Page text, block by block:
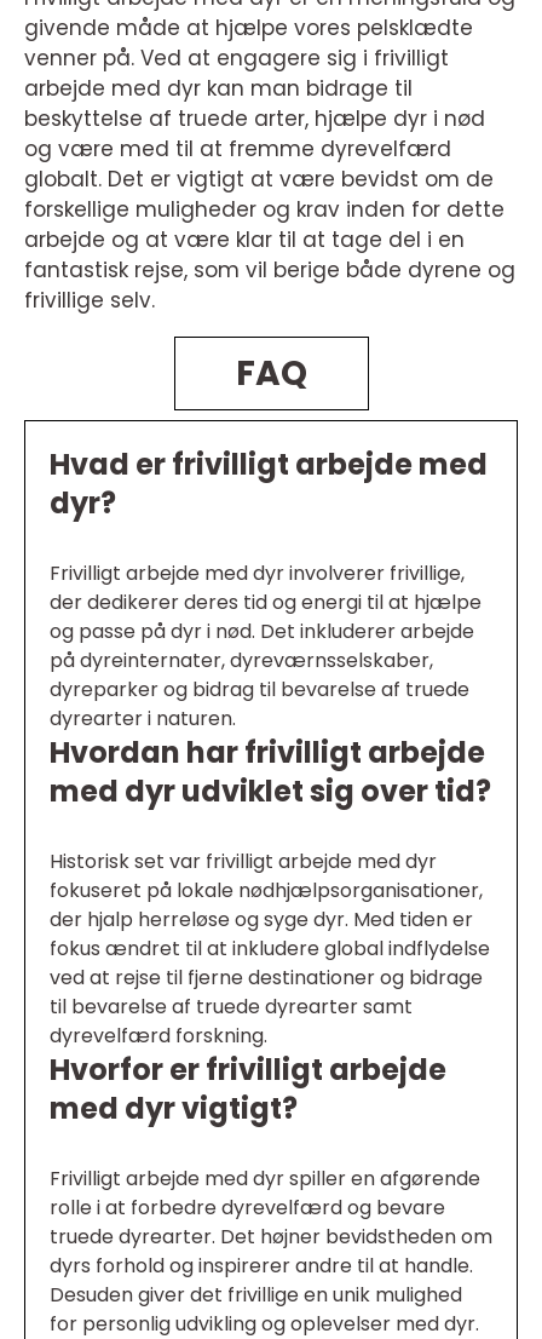
givende måde at hjælpe vores pelsklædte
venner på. Ved at engagere sig i frivilligt
arbejde med dyr kan man bidrage til
beskyttelse af truede arter, hjælpe dyr i nød
og være med til at fremme dyrevelfærd
globalt. Det er vigtigt at være bevidst om de
forskellige muligheder og krav inden for dette
arbejde og at være klar til at tage del i en
fantastisk rejse, som vil berige både dyrene og
frivillige selv.
FAQ
Hvad er frivilligt arbejde med
dyr?
Frivilligt arbejde med dyr involverer frivillige,
der dedikerer deres tid og energi til at hjælpe
og passe på dyr i nød. Det inkluderer arbejde
på dyreinternater, dyreværnsselskaber,
dyreparker og bidrag til bevarelse af truede
dyrearter i naturen.
Hvordan har frivilligt arbejde
med dyr udviklet sig over tid?
Historisk set var frivilligt arbejde med dyr
fokuseret på lokale nødhjælpsorganisationer,
der hjalp herreløse og syge dyr. Med tiden er
fokus ændret til at inkludere global indflydelse
ved at rejse til fjerne destinationer og bidrage
til bevarelse af truede dyrearter samt
dyrevelfærd forskning.
Hvorfor er frivilligt arbejde
med dyr vigtigt?
Frivilligt arbejde med dyr spiller en afgørende
rolle i at forbedre dyrevelfærd og bevare
truede dyrearter. Det højner bevidstheden om
dyrs forhold og inspirerer andre til at handle.
Desuden giver det frivillige en unik mulighed
for personlig udvikling og oplevelser med dyr.